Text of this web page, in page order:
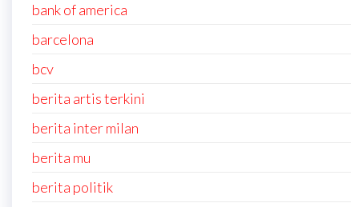
bank of america
barcelona
bcv
berita artis terkini
berita inter milan
berita mu
berita politik